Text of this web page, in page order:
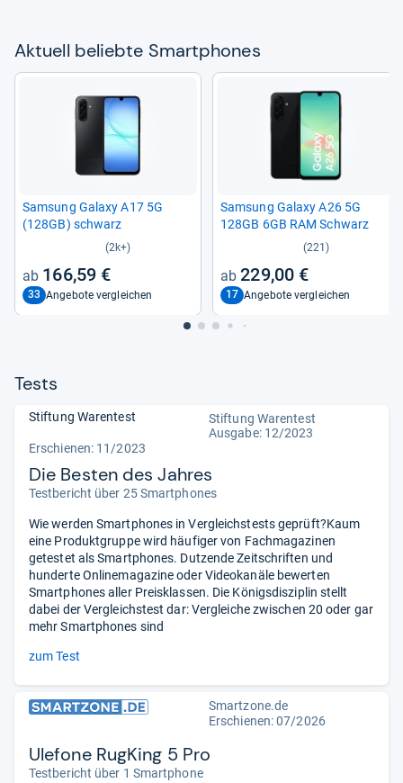
Aktu­ell beliebte Smart­pho­nes
Sam­sung Galaxy A17 5G
(128GB) schwarz
(2k+)
166,59 €
33 Angebote vergleichen
Sam­sung Galaxy A26 5G
128GB 6GB RAM Schwarz
(221)
229,00 €
17 Angebote vergleichen
Tests
Stiftung Warentest
Stiftung Warentest
Ausgabe: 12/2023
Erschienen: 11/2023
Die Besten des Jahres
Testbericht über 25 Smartphones
Wie werden Smartphones in Vergleichstests geprüft?Kaum
eine Produktgruppe wird häufiger von Fachmagazinen
getestet als Smartphones. Dutzende Zeitschriften und
hunderte Onlinemagazine oder Videokanäle bewerten
Smartphones aller Preisklassen. Die Königsdisziplin stellt
dabei der Vergleichstest dar: Vergleiche zwischen 20 oder gar
mehr Smartphones sind
zum Test
Smartzone.de
Erschienen:07/2026
Ulefone RugKing 5 Pro
Testbericht über 1 Smartphone